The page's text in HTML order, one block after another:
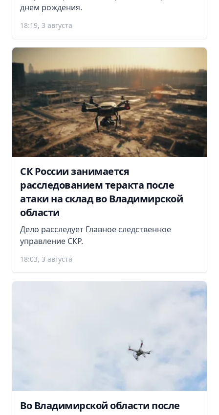
днем рождения.
18:19, 3 августа
СК России занимается
расследованием теракта после
атаки на склад во Владимирской
области
Дело расследует Главное следственное
управление СКР.
18:03, 3 августа
Во Владимирской области после